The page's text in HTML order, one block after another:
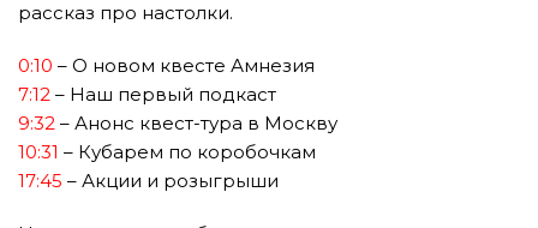
рассказ про настолки.
0:10 – О новом квесте Амнезия
7:12 – Наш первый подкаст
9:32 – Анонс квест-тура в Москву
10:31 – Кубарем по коробочкам
17:45 – Акции и розыгрыши